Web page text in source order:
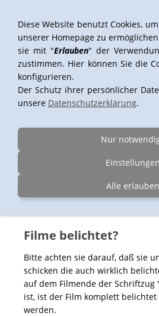
Navigation einblenden
Bitte achten sie darauf, daß sie
Filme das sind entnehmen sie
entwickeln können verrechnen
Rückversand 8,- €.
Filme belichtet?
Bitte achten sie darauf, daß sie
schicken die auch wirklich
auf dem Filmende der Schriftzug
ist, ist der Film komplett
werden.
Diese Website benutzt Cookies,
unserer Homepage zu
sie mit "Erlauben" der
zustimmen. Hier können Sie die
konfigurieren.
Der Schutz ihrer persönlicher
unsere Datenschutzerklärung.
Nur
Einstellungen
Alle erlauben